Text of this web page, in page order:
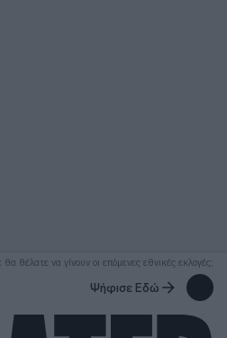
θέλατε να γίνουν οι επόμενες εθνικές εκλογές;
Ψήφισε Εδώ